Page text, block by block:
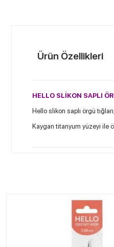
Ürün Özellikleri
HELLO SLİKON SAPLI
Hello slikon saplı örgü
Kaygan titanyum yüzeyi ile